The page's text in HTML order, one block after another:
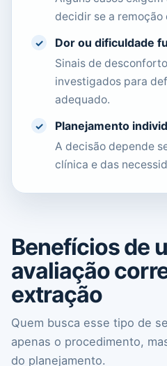
decidir se a remoção
✓ Dor ou dificuldade
Sinais de
investigados para
adequado.
✓ Planejamento
A decisão depende
clínica e das
Benefícios de
avaliação
extração
Quem busca esse tipo de
apenas o procedimento,
do planejamento.